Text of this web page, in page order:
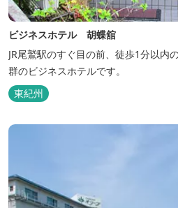
ビジネスホテル 胡蝶舘
JR尾鷲駅のすぐ目の前、徒歩1分以内
群のビジネスホテルです。
東紀州